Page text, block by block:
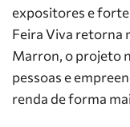
expositores e forte
Feira Viva retorna
Marron, o projeto
pessoas e
renda de forma